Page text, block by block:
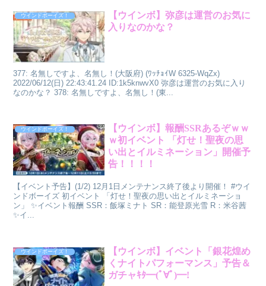
ウインドボーイズ！
【ウインボ】弥彦は運営のお気に
入りなのかな？
377: 名無しですよ、名無し！(大阪府) (ﾜｯﾁｮｲW 6325-WqZx)
2022/06/12(日) 22:43:41.24 ID:1k5knwvX0 弥彦は運営のお気に入り
なのかな？ 378: 名無しですよ、名無し！(東...
ウインドボーイズ！
【ウインボ】報酬SSRあるぞｗｗ
ｗ初イベント 「灯せ！聖夜の思
い出とイルミネーション」開催予
告！！！！
【イベント予告】(1/2) 12月1日メンテナンス終了後より開催！ #ウイ
ンドボーイズ 初イベント 「灯せ！聖夜の思い出とイルミネーショ
ン」 ✨イベント報酬 SSR：飯塚ミナト SR：能登原光雪 R：米谷茜
✨イ...
ウインドボーイズ！
【ウインボ】イベント「銀花煌め
くナイトパフォーマンス」予告＆
ガチャｷﾀ━(ﾟ∀ﾟ)━!